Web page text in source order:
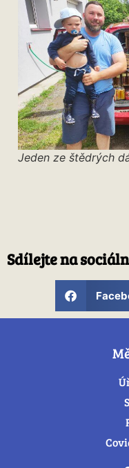
Jeden ze štědrých
Sdílejte na